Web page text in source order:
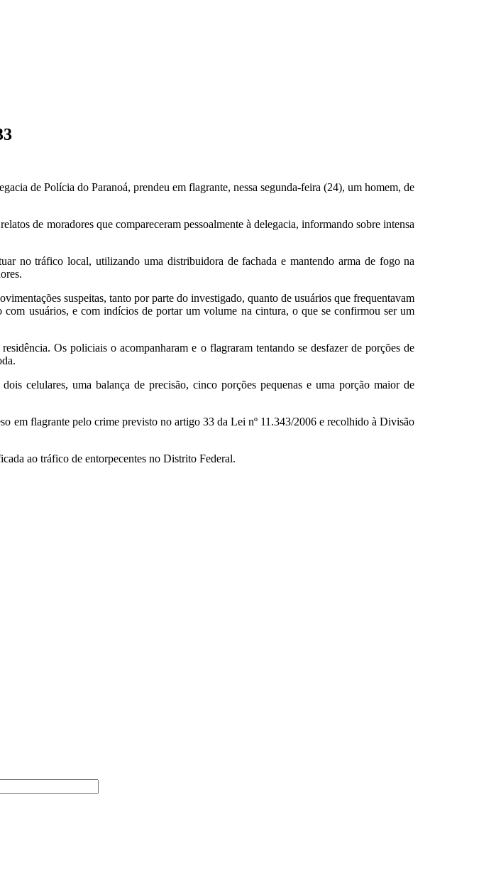
de Polícia do Paranoá, prendeu em flagrante, nessa segunda-feira (24), um homem, de
de moradores que compareceram pessoalmente à delegacia, informando sobre intensa
no tráfico local, utilizando uma distribuidora de fachada e mantendo arma de fogo na
suspeitas, tanto por parte do investigado, quanto de usuários que frequentavam
usuários, e com indícios de portar um volume na cintura, o que se confirmou ser um
Os policiais o acompanharam e o flagraram tentando se desfazer de porções de
celulares, uma balança de precisão, cinco porções pequenas e uma porção maior de
em flagrante pelo crime previsto no artigo 33 da Lei nº 11.343/2006 e recolhido à Divisão
ao tráfico de entorpecentes no Distrito Federal.